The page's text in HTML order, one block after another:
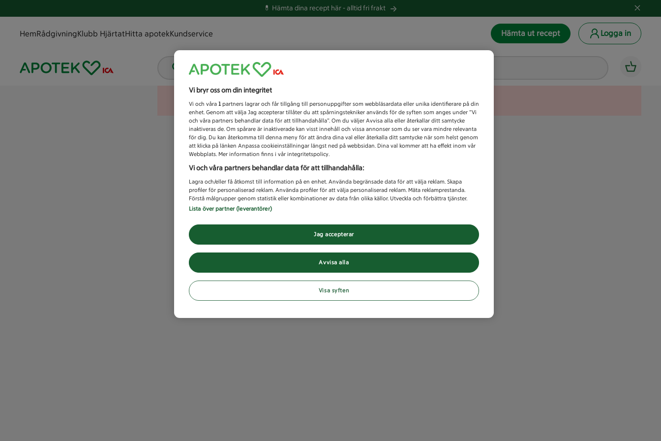
💊 Hämta dina recept här -alltid fri frakt
HemRådgivningKlubb HjärtatHitta apotekKundservice Hämta ut recept Logga in
Vad letar du efter idag?
Unknown error
Vi bryr oss om din integritet
Vi och våra 1 partners lagrar och får tillgång till personuppgifter som webbläsardata eller unika identifierare på din
enhet. Genom att välja Jag accepterar tillåter du att spårningstekniker används för de syften som anges under ”Vi
och våra partners behandlar data för att tillhandahålla”. Om du väljer Avvisa alla eller återkallar ditt samtycke
inaktiveras de. Om spårare är inaktiverade kan visst innehåll och vissa annonser som du ser vara mindre relevanta
för dig. Du kan återkomma till denna meny för att ändra dina val eller återkalla ditt samtycke när som helst genom
att klicka på länken Anpassa cookieinställningar längst ned på webbsidan. Dina val kommer att ha effekt inom vår
Webbplats. Mer information finns i vår integritetspolicy.
Vi och våra partners behandlar data för att tillhandahålla:
Lagra och/eller få åtkomst till information på en enhet. Använda begränsade data för att välja reklam. Skapa
profiler för personaliserad reklam. Använda profiler för att välja personaliserad reklam. Mäta reklamprestanda.
Förstå målgrupper genom statistik eller kombinationer av data från olika källor. Utveckla och förbättra tjänster.
Lista över partner (leverantörer)
Avvisa alla
Jag accepterar
Visa syften